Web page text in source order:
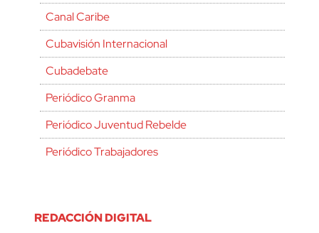
Canal Caribe
Cubavisión Internacional
Cubadebate
Periódico Granma
Periódico Juventud Rebelde
Periódico Trabajadores
REDACCIÓN DIGITAL